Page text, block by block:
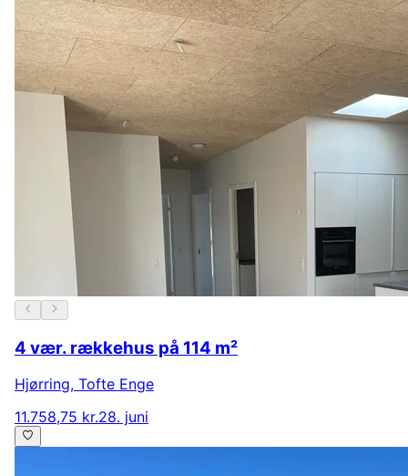
4 vær. rækkehus på 114 m²
Hjørring, Tofte Enge
11.758,75 kr.28. juni